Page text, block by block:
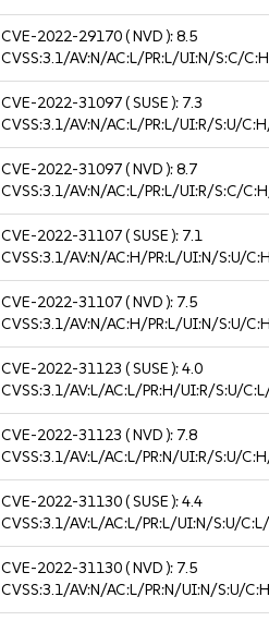
CVE-2022-29170( NVD ):8.5
CVSS:3.1/AV:N/AC:L/PR:L/UI:N/S:C/
CVE-2022-31097( SUSE ): 7.3
CVSS:3.1/AV:N/AC:L/PR:L/UI:R/S:U/
CVE-2022-31097( NVD ):8.7
CVSS:3.1/AV:N/AC:L/PR:L/UI:R/S:C/
CVE-2022-31107( SUSE ): 7.1
CVSS:3.1/AV:N/AC:H/PR:L/UI:N/S:U/
CVE-2022-31107( NVD ): 7.5
CVSS:3.1/AV:N/AC:H/PR:L/UI:N/S:U/
CVE-2022-31123 ( SUSE ):4.0
CVSS:3.1/AV:L/AC:L/PR:H/UI:R/S:U/
CVE-2022-31123 ( NVD ): 7.8
CVSS:3.1/AV:L/AC:L/PR:N/UI:R/S:U/
CVE-2022-31130( SUSE ):4.4
CVSS:3.1/AV:L/AC:L/PR:L/UI:N/S:U/
CVE-2022-31130( NVD ): 7.5
CVSS:3.1/AV:N/AC:L/PR:N/UI:N/S:U/